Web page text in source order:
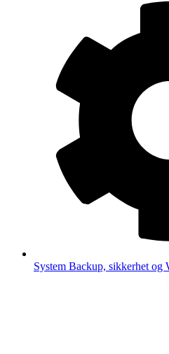
System Backup, sikkerhet og